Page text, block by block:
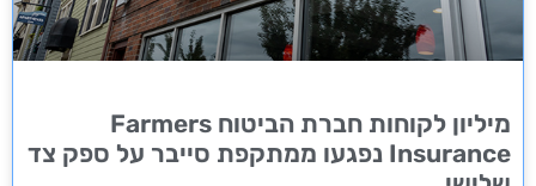
מיליון לקוחות חברת הביטוח Farmers
Insurance נפגעו ממתקפת סייבר על ספק צד